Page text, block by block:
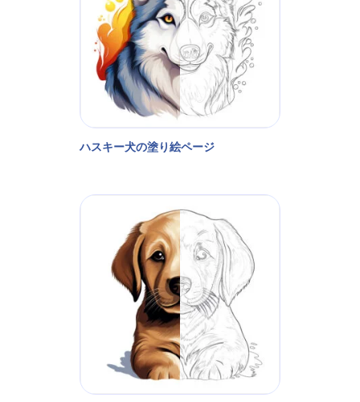
ハスキー犬の塗り絵ページ